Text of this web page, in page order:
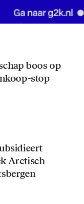
(v.a. 8 feb)
boos op
stop
Arctisch